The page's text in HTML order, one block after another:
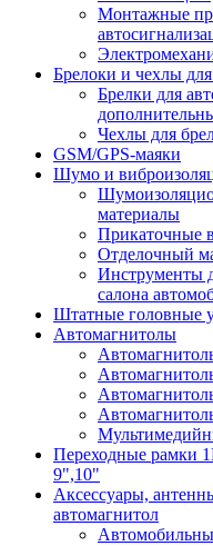
Монтажные
Брелоки и чехлы
Брелки для
Чехлы для
GSM/GPS-маяки
Шумо и
материалы
Прикаточные
Отделочный
Инструменты
салона
Штатные головные
Автомагнитолы
Переходные рамки
9",10"
Аксессуары,
автомагнитол